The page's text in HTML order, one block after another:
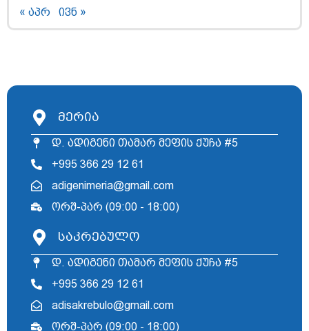
« აპრ ივნ »
მერია
დ. ადიგენი თამარ მეფის ქუჩა #5
+995 366 29 12 61
adigenimeria@gmail.com
ორშ-პარ (09:00 - 18:00)
საკრებულო
დ. ადიგენი თამარ მეფის ქუჩა #5
+995 366 29 12 61
adisakrebulo@gmail.com
ორშ-პარ (09:00 - 18:00)